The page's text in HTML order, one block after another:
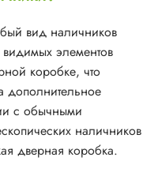
вид наличников
элементов
коробке, что
дополнительное
с обычными
наличников
дверная коробка.